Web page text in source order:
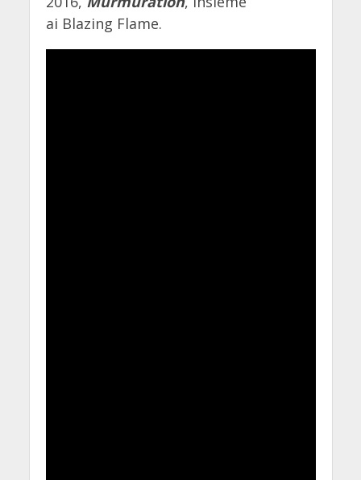
ai Blazing Flame.